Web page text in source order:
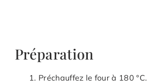
Préparation
Préchauffez le four à 180 °C.